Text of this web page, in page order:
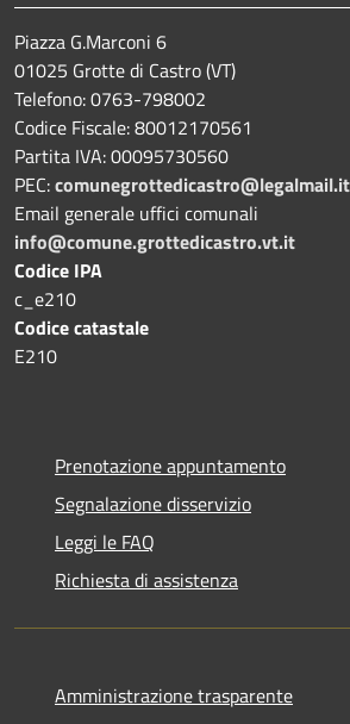
Piazza G.Marconi 6
01025 Grotte di Castro (VT)
Telefono: 0763-798002
Codice Fiscale: 80012170561
Partita IVA: 00095730560
PEC:comunegrottedicastro@legalmail.it
Email generale uffici comunali
info@comune.grottedicastro.vt.it
Codice IPA
c_e210
Codice catastale
E210
Prenotazione appuntamento
Segnalazione disservizio
Leggi le FAQ
Richiesta di assistenza
Amministrazione trasparente